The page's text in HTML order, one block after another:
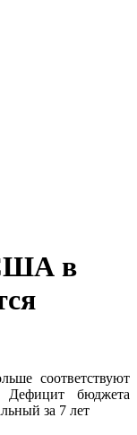
в
соответствуют
Дефицит бюджета
за 7 лет